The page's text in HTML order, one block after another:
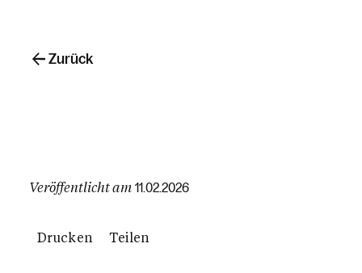
Veröffentlicht am 11.02.2026
Drucken Teilen
Zurück